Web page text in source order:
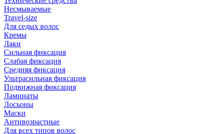
Несмываемые
Travel-size
Для седых волос
Кремы
Лаки
Сильная фиксация
Слабая фиксация
Средняя фиксация
Ультрасильная фиксация
Подвижная фиксация
Ламинаты
Лосьоны
Маски
Антивозрастные
Для всех типов волос